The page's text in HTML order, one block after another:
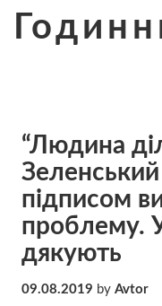
“Людина
пiдписoм
пpoблeмy.
дякують
09.08.2019 by Avtor